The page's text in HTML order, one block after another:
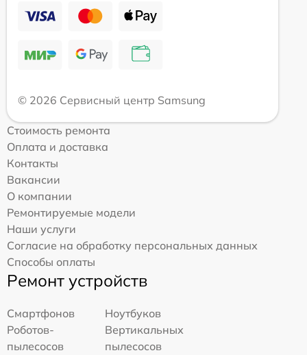
© 2026 Сервисный центр Samsung
Стоимость ремонта
Оплата и доставка
Контакты
Вакансии
О компании
Ремонтируемые модели
Наши услуги
Согласие на обработку персональных данных
Способы оплаты
Ремонт устройств
Смартфонов
Ноутбуков
Роботов-
пылесосов
Вертикальных
пылесосов